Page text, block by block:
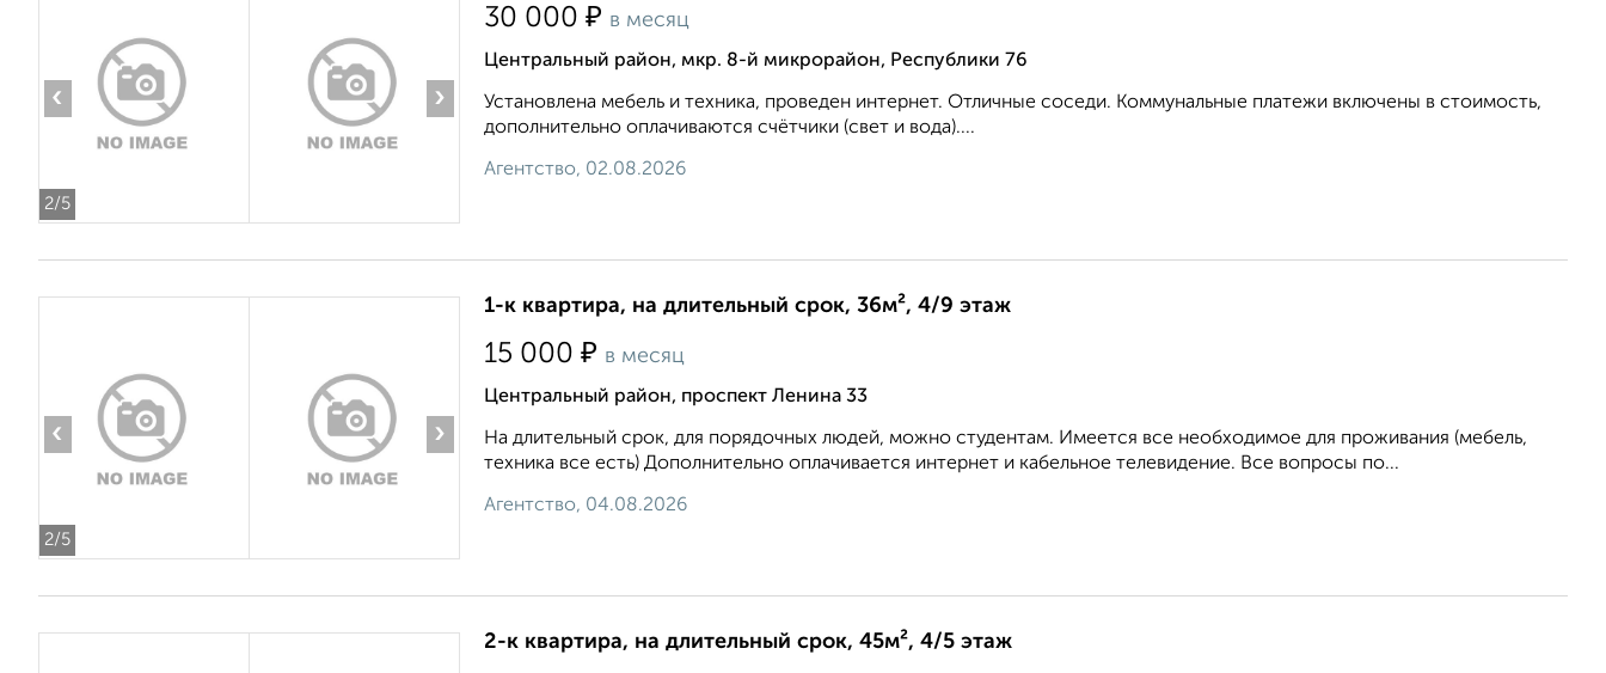
2/5
‹ ›
30 000 ₽ в месяц
Центральный район, мкр. 8-й микрорайон, Республики 76
Установлена мебель и техника, проведен интернет. Отличные соседи. Коммунальные платежи включены в стоимость,
дополнительно оплачиваются счётчики (свет и вода)....
Агентство, 02.08.2026
2/5
‹ ›
1-к квартира, на длительный срок, 36м², 4/9 этаж
15 000 ₽ в месяц
Центральный район, проспект Ленина 33
На длительный срок, для порядочных людей, можно студентам. Имеется все необходимое для проживания (мебель,
техника все есть) Дополнительно оплачивается интернет и кабельное телевидение. Все вопросы по...
Агентство, 04.08.2026
2-к квартира, на длительный срок, 45м², 4/5 этаж